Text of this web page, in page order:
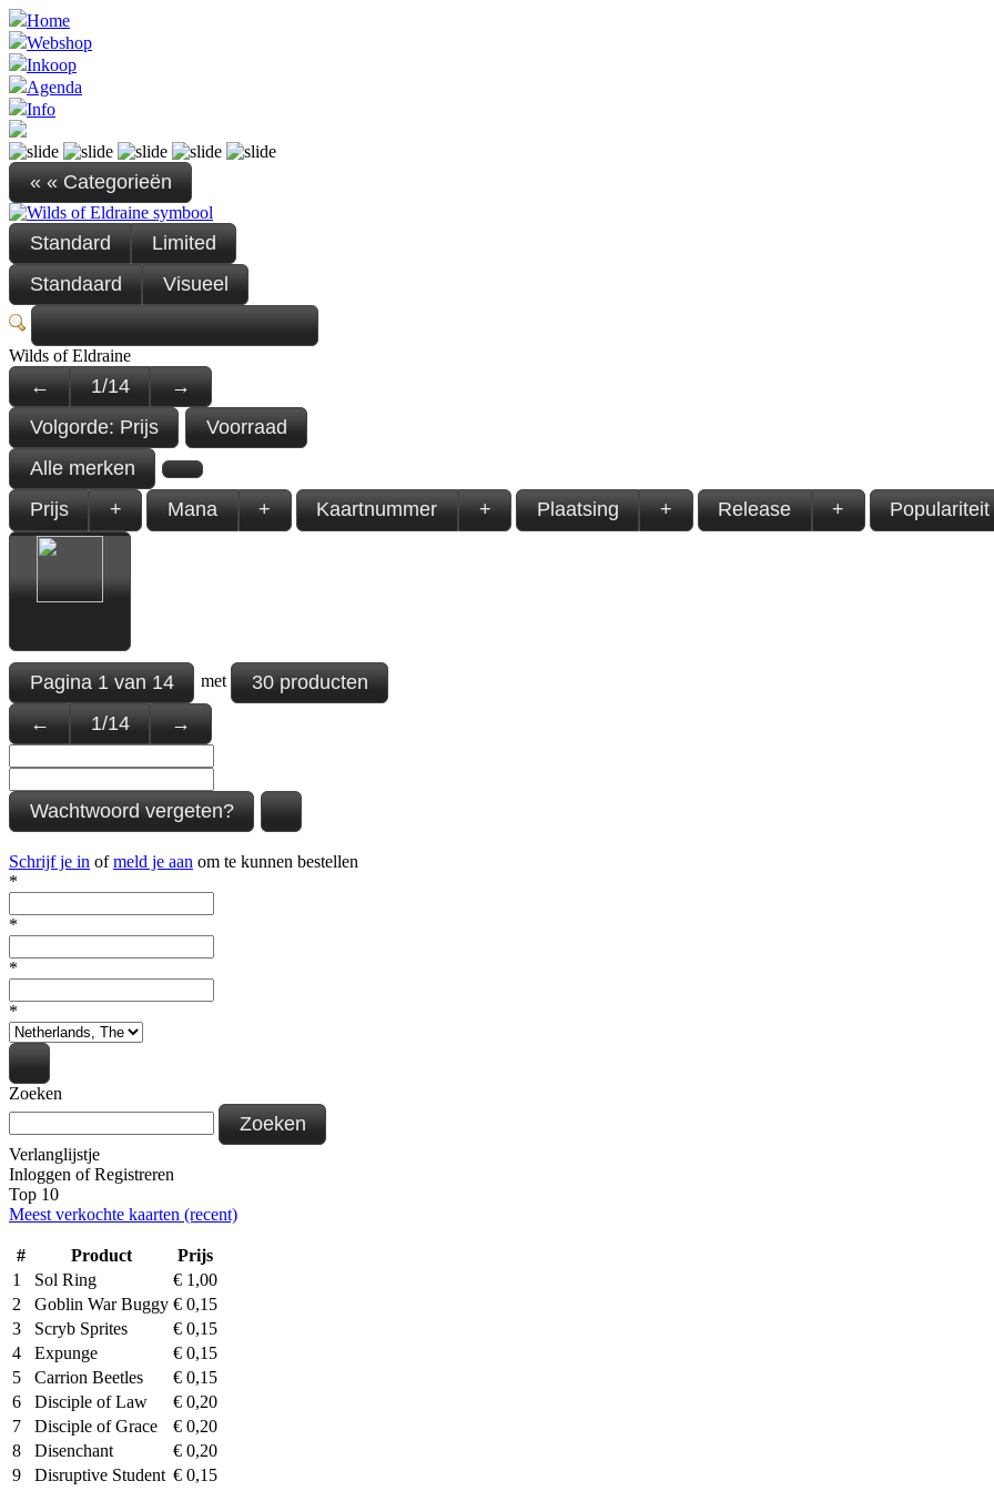
Home
Webshop
Inkoop
Agenda
Info
« « Categorieën
Standard
Limited
Standaard
Visueel
Wilds of Eldraine
← 1/14
→
Volgorde: Prijs
Voorraad
Alle merken
Prijs
+ Mana + Kaartnummer + Plaatsing + Release + Populariteit
Pagina1van14 met
30 producten
←
1/14 →
Wachtwoord vergeten?
Schrijf je in ofmeld je aan om te kunnen bestellen
*
*
*
*
Zoeken
Zoeken
Verlanglijstje
Inloggen ofRegistreren
Top 10
Meest verkochte kaarten (recent)
# Product
Prijs
1
Sol Ring € 1,00
2
Goblin War Buggy € 0,15
3
Scryb Sprites € 0,15
4
Expunge € 0,15
5
Carrion Beetles € 0,15
6
Disciple of Law € 0,20
7
Disciple of Grace € 0,20
8
Disenchant € 0,20
9
Disruptive Student € 0,15